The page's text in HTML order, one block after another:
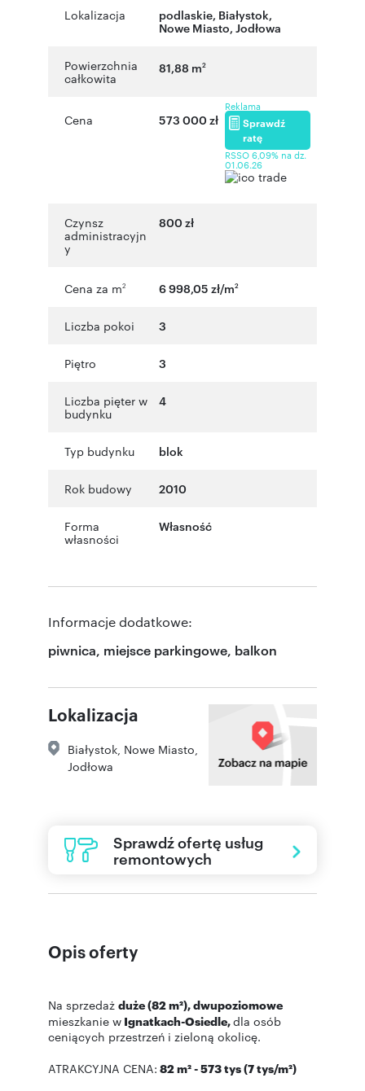
Lokalizacja podlaskie, Białystok,
Nowe Miasto, Jodłowa
Powierzchnia
całkowita
81,88 m2
Cena 573 000 zł
Reklama
Sprawdź
ratę
RSSO 6,09% na dz.
01.06.26
Czynsz
administracyjn
y
800 zł
Cena za m2 6 998,05 zł/m2
Liczba pokoi 3
Piętro 3
Liczba pięter w
budynku
4
Typ budynku blok
Rok budowy 2010
Forma
własności
Własność
Informacje dodatkowe:
piwnica, miejsce parkingowe, balkon
Lokalizacja
Białystok Nowe Miasto
Jodłowa
Sprawdź ofertę usług
remontowych
Opis oferty
Na sprzedaż duże (82 m²), dwupoziomowe
mieszkanie w Ignatkach-Osiedle,dla osób
ceniących przestrzeń i zieloną okolicę.
ATRAKCYJNA CENA: 82 m² - 573 tys (7 tys/m²)